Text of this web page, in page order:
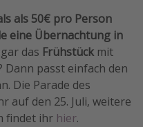
als 50€ pro Person
eine Übernachtung in
das Frühstück mit
passt einfach den
Die Parade des
auf den 25. Juli, weitere
findet ihr hier.